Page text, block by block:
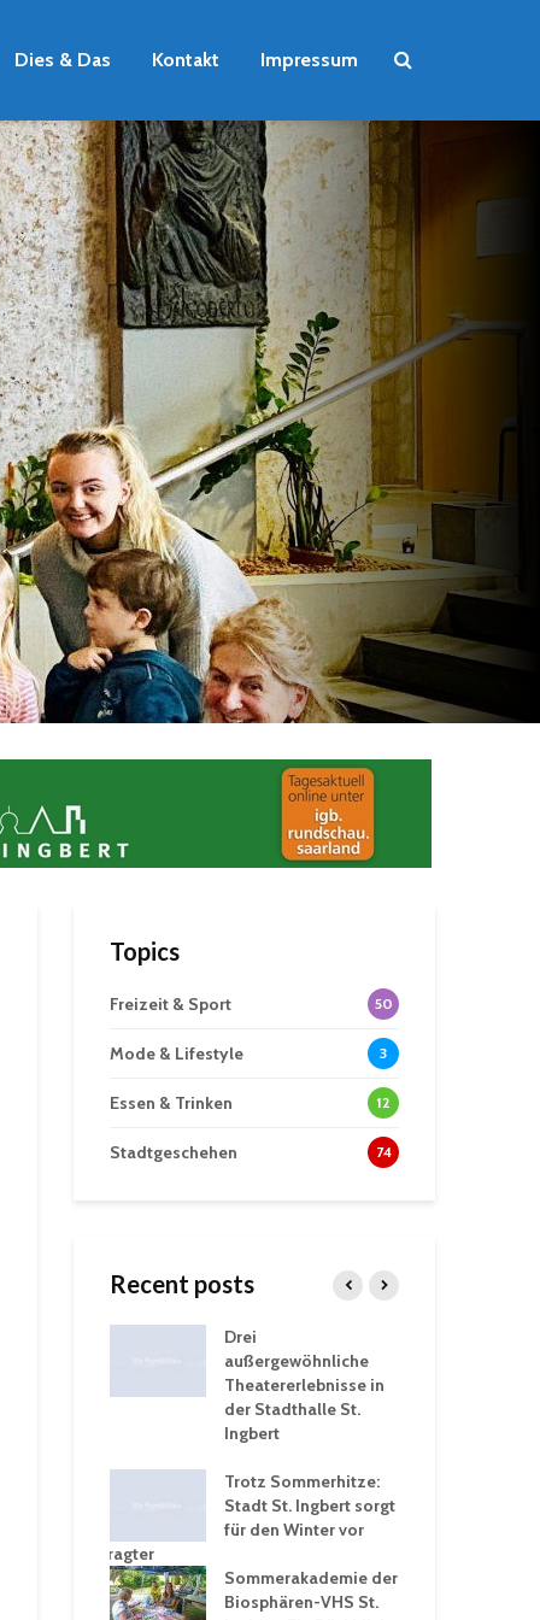
Dies & Das Kontakt Impressum
Topics
Freizeit & Sport 50
Mode & Lifestyle 3
Essen & Trinken 12
Stadtgeschehen 74
Recent posts
Drei
außergewöhnliche
Theatererlebnisse in
der Stadthalle St.
Ingbert
Trotz Sommerhitze:
Stadt St. Ingbert sorgt
für den Winter vor
Sommerakademie der
Biosphären-VHS St.